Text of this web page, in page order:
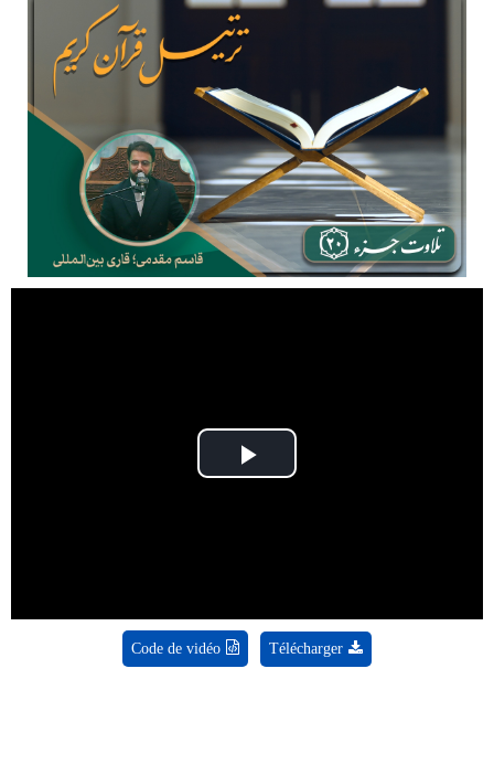
Play
Code de vidéo Télécharger